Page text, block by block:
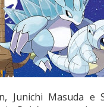
Junichi Masuda e